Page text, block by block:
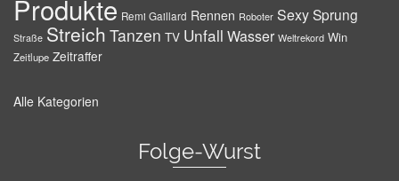
Produkte Remi Gaillard Rennen Roboter SexySprung
Straße Streich Tanzen TV Unfall Wasser Weltrekord Win
Zeitlupe Zeitraffer
Alle Kategorien
Folge-Wurst